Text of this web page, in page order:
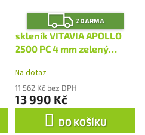
Z
D
A
R
M
ZDARMA
skleník VITAVIA APOLLO
2500 PC 4 mm zelený
Na dotaz
11 562 Kč bez DPH
13 990 Kč
DO KOŠÍKU